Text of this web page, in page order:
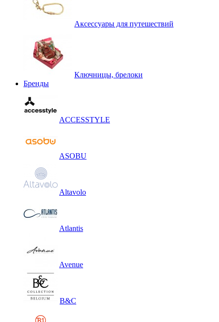
Аксессуары для путешествий
Ключницы, брелоки
Бренды
ACCESSTYLE
ASOBU
Altavolo
Atlantis
Avenue
B&C